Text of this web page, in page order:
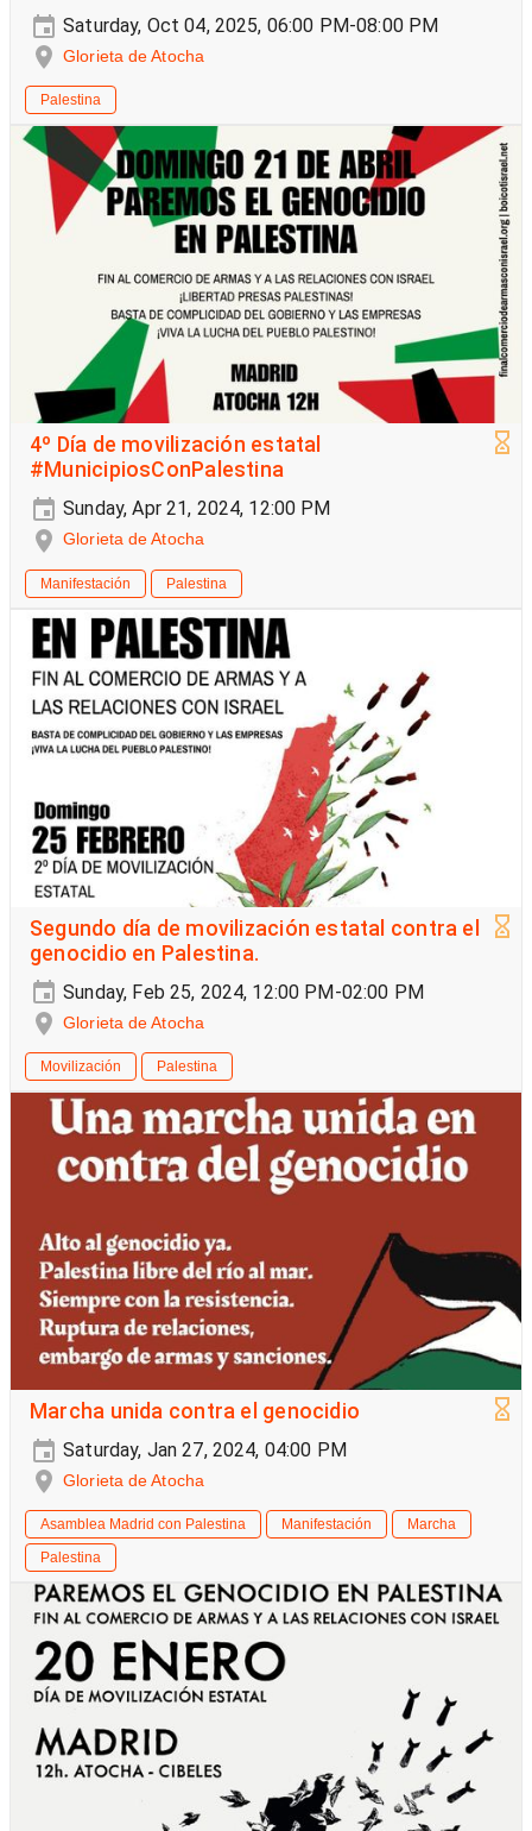
Saturday, Oct 04, 2025, 06:00 PM-08:00 PM
Glorieta de Atocha
Palestina
4º Día de movilización estatal
#MunicipiosConPalestina
Sunday, Apr 21, 2024, 12:00 PM
Glorieta de Atocha
Manifestación Palestina
Segundo día de movilización estatal contra el
genocidio en Palestina.
Sunday, Feb 25, 2024, 12:00 PM-02:00 PM
Glorieta de Atocha
Movilización Palestina
Marcha unida contra el genocidio
Saturday, Jan 27, 2024, 04:00 PM
Glorieta de Atocha
Asamblea Madrid con Palestina Manifestación
Marcha
Palestina